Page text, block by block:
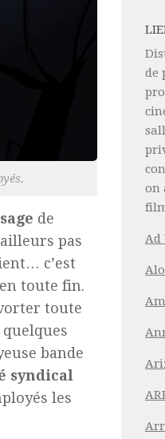
de
pas
c’est
toute fin.
toute
bande
syndical
les
de
on
Ad